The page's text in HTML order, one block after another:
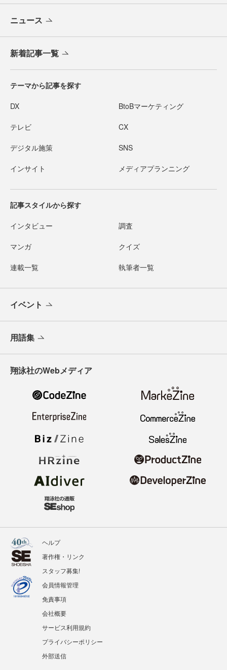
ニュース
新着記事一覧
テーマから記事を探す
DX BtoBマーケティング
テレビ CX
デジタル施策 SNS
インサイト メディアプランニング
記事スタイルから探す
インタビュー 調査
マンガ クイズ
連載一覧 執筆者一覧
イベント
用語集
翔泳社のWebメディア
ヘルプ
著作権・リンク
スタッフ募集!
会員情報管理
免責事項
会社概要
サービス利用規約
プライバシーポリシー
外部送信